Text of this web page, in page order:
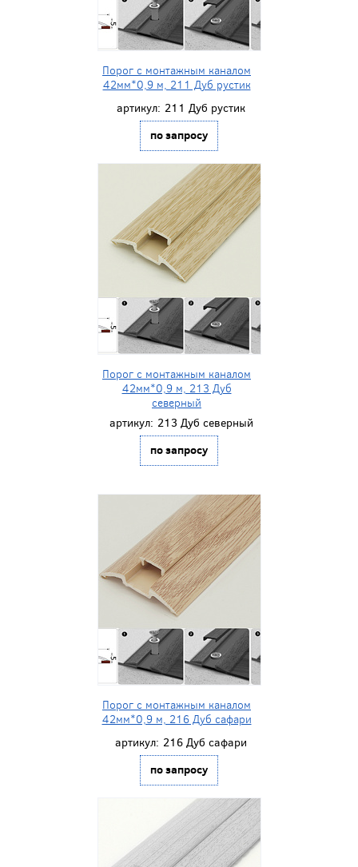
Порог с монтажным каналом
42мм*0,9 м, 211 Дуб рустик
артикул: 211 Дуб рустик
по запросу
Порог с монтажным каналом
42мм*0,9 м, 213 Дуб
северный
артикул: 213 Дуб северный
по запросу
Порог с монтажным каналом
42мм*0,9 м, 216 Дуб сафари
артикул: 216 Дуб сафари
по запросу